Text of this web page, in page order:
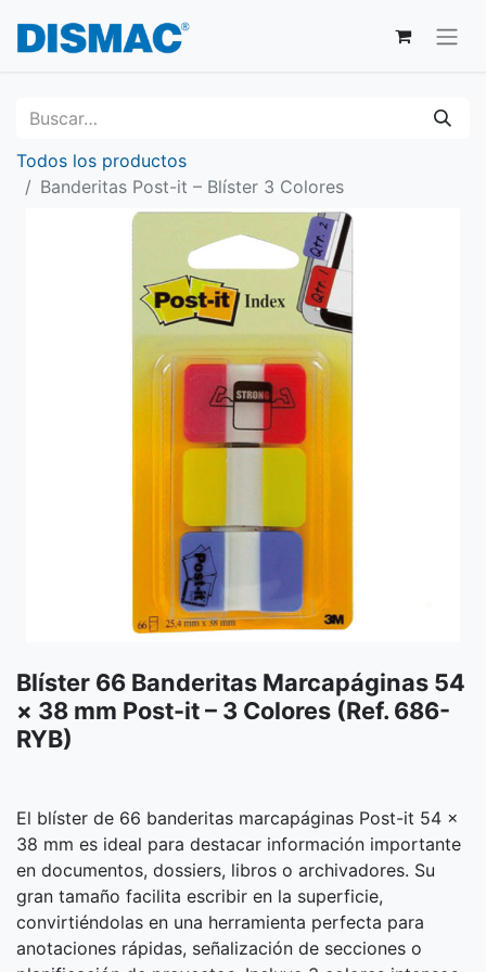
Todos los productos
Banderitas Post-it – Blíster 3 Colores
Blíster 66 Banderitas Marcapáginas 54
× 38 mm Post-it – 3 Colores (Ref. 686-
RYB)
El blíster de 66 banderitas marcapáginas Post-it 54 ×
38 mm es ideal para destacar información importante
en documentos, dossiers, libros o archivadores. Su
gran tamaño facilita escribir en la superficie,
convirtiéndolas en una herramienta perfecta para
anotaciones rápidas, señalización de secciones o